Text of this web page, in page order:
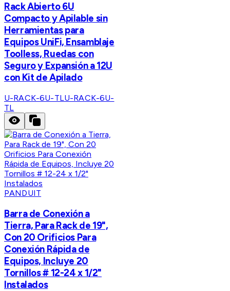
Rack Abierto 6U
Compacto y Apilable sin
Herramientas para
Equipos UniFi, Ensamblaje
Toolless, Ruedas con
Seguro y Expansión a 12U
con Kit de Apilado
U-RACK-6U-TLU-RACK-6U-
TL
PANDUIT
Barra de Conexión a
Tierra, Para Rack de 19",
Con 20 Orificios Para
Conexión Rápida de
Equipos, Incluye 20
Tornillos # 12-24 x 1/2"
Instalados